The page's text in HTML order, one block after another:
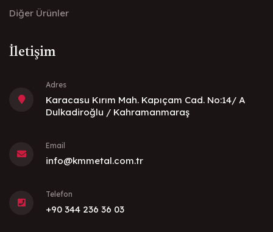
Diğer Ürünler
İletişim
Adres
Karacasu Kırım Mah. Kapıçam Cad. No:14/ A
Dulkadiroğlu / Kahramanmaraş
Email
info@kmmetal.com.tr
Telefon
+90 344 236 36 03